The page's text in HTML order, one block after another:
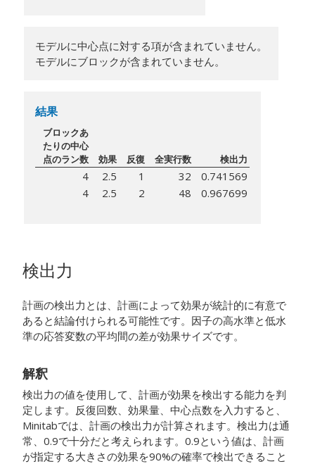
モデルに中心点に対する項が含まれていません。
モデルにブロックが含まれていません。
結果
ブロックあ
たりの中心
点のラン数
効果 反復 全実行数 検出力
4 2.5 1 32
0.741569
4
2.5 2 48 0.967699
検出力
計画の検出力とは、計画によって効果が統計的に有意で
あると結論付けられる可能性です。因子の高水準と低水
準の応答変数の平均間の差が効果サイズです。
解釈
検出力の値を使用して、計画が効果を検出する能力を判
定します。反復回数、効果量、中心点数を入力すると、
Minitabでは、計画の検出力が計算されます。 検出力は通
常、0.9で十分だと考えられます。 0.9という値は、計画
が指定する大きさの効果を90%の確率で検出できること